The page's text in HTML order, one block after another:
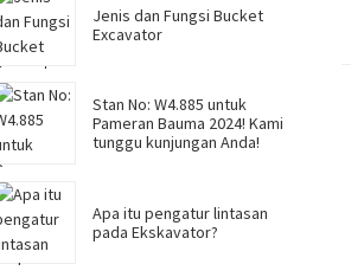
Jenis dan Fungsi Bucket
Excavator
Stan No: W4.885 untuk
Pameran Bauma 2024! Kami
tunggu kunjungan Anda!
Apa itu pengatur lintasan
pada Ekskavator?